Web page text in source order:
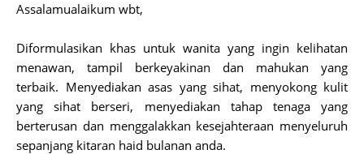
Assalamualaikum wbt,
Diformulasikan khas untuk wanita yang ingin kelihatan
menawan, tampil berkeyakinan dan mahukan yang
terbaik. Menyediakan asas yang sihat, menyokong kulit
yang sihat berseri, menyediakan tahap tenaga yang
berterusan dan menggalakkan kesejahteraan menyeluruh
sepanjang kitaran haid bulanan anda.